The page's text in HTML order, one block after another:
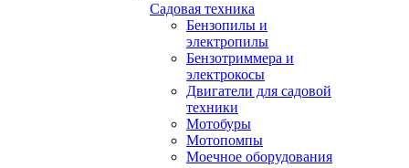
Садовая техника
Бензопилы и
электропилы
Бензотриммера и
электрокосы
Двигатели для садовой
техники
Мотобуры
Мотопомпы
Моечное оборудования